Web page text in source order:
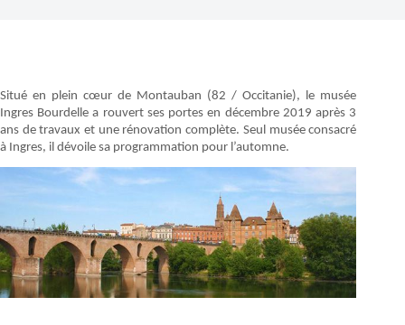
Situé en plein cœur de Montauban (82 / Occitanie), le musée
Ingres Bourdelle a rouvert ses portes en décembre 2019 après 3
ans de travaux et une rénovation complète. Seul musée consacré
à Ingres, il dévoile sa programmation pour l’automne.